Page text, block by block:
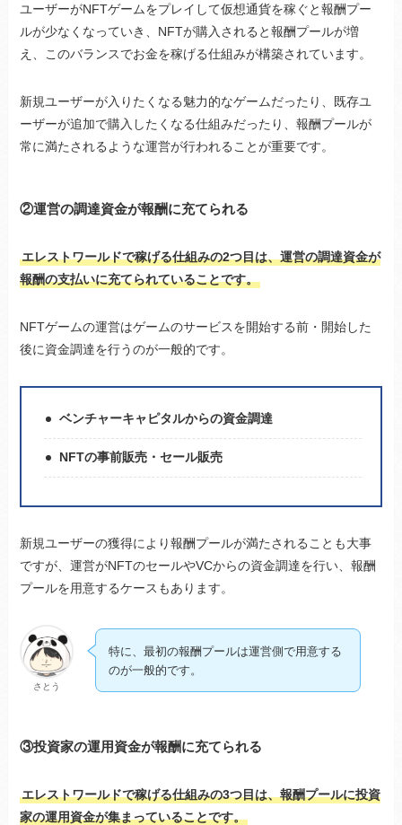
ユーザーがNFTゲームをプレイして仮想通貨を稼ぐと報酬プー
ルが少なくなっていき、NFTが購入されると報酬プールが増
え、このバランスでお金を稼げる仕組みが構築されています。
新規ユーザーが入りたくなる魅力的なゲームだったり、既存ユ
ーザーが追加で購入したくなる仕組みだったり、報酬プールが
常に満たされるような運営が行われることが重要です。
②運営の調達資金が報酬に充てられる
エレストワールドで稼げる仕組みの2つ目は、運営の調達資金が
報酬の支払いに充てられていることです。
NFTゲームの運営はゲームのサービスを開始する前・開始した
後に資金調達を行うのが一般的です。
ベンチャーキャピタルからの資金調達
NFTの事前販売・セール販売
新規ユーザーの獲得により報酬プールが満たされることも大事
ですが、運営がNFTのセールやVCからの資金調達を行い、報酬
プールを用意するケースもあります。
さとう
特に、最初の報酬プールは運営側で用意する
のが一般的です。
③投資家の運用資金が報酬に充てられる
エレストワールドで稼げる仕組みの3つ目は、報酬プールに投資
家の運用資金が集まっていることです。